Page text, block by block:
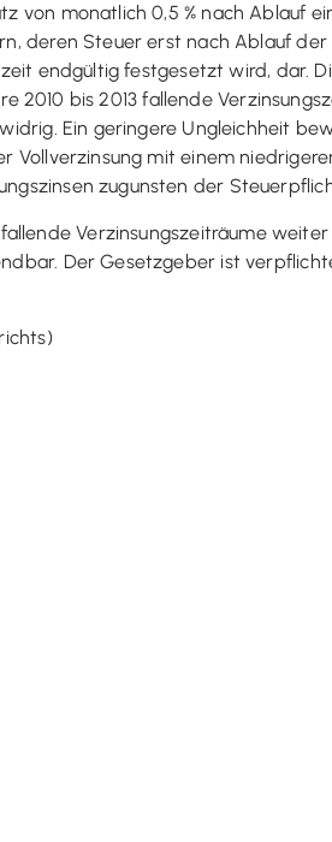
von monatlich 0,5 % nach Ablauf
deren Steuer erst nach Ablauf
endgültig festgesetzt wird, dar.
2010 bis 2013 fallende
Ein geringere Ungleichheit
mit einem
zugunsten der
fallende Verzinsungszeiträume
Der Gesetzgeber ist